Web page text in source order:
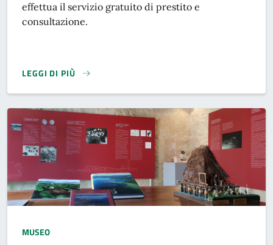
effettua il servizio gratuito di prestito e
consultazione.
LEGGI DI PIÙ
TIPO LUOGO:
MUSEO